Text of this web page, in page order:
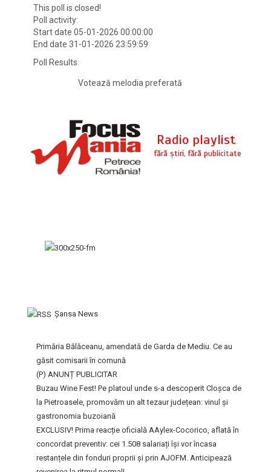
This poll is closed!
Poll activity:
Start date 05-01-2026 00:00:00
End date 31-01-2026 23:59:59
Poll Results:
Votează melodia preferată
Şansa News
Primăria Bălăceanu, amendată de Garda de Mediu. Ce au
găsit comisarii în comună
(P) ANUNȚ PUBLICITAR
Buzau Wine Fest! Pe platoul unde s-a descoperit Cloșca de
la Pietroasele, promovăm un alt tezaur județean: vinul și
gastronomia buzoiană
EXCLUSIV! Prima reacție oficială AAylex-Cocorico, aflată în
concordat preventiv: cei 1.508 salariați își vor încasa
restanțele din fonduri proprii și prin AJOFM. Anticipează